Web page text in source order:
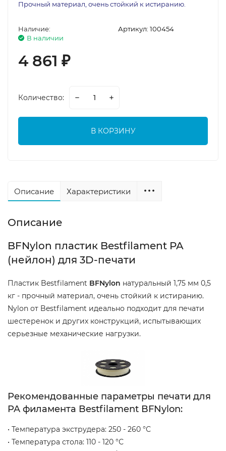
Прочный материал, очень стойкий к истиранию.
Артикул: 100454
Наличие:
В наличии
4 861 ₽
Количество:
В КОРЗИНУ
Описание Характеристики
Описание
BFNylon пластик Bestfilament PA
(нейлон) для 3D-печати
Пластик Bestfilament BFNylon натуральный 1,75 мм 0,5
кг - прочный материал, очень стойкий к истиранию.
Nylon от Bestfilament идеально подходит для печати
шестеренок и других конструкций, испытывающих
серьезные механические нагрузки.
Рекомендованные параметры печати для
PA филамента Bestfilament BFNylon:
• Температура экструдера: 250 - 260 °С
• Температура стола: 110 - 120 °С